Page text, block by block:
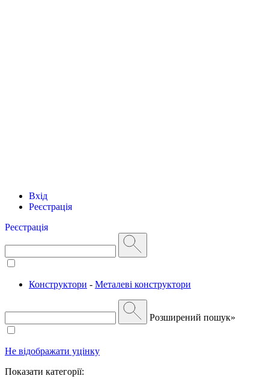
Вхід
Реєстрація
Реєстрація
Конструктори - Металеві конструктори
Розширений пошук»
Не відображати уцінку
Показати категорії: